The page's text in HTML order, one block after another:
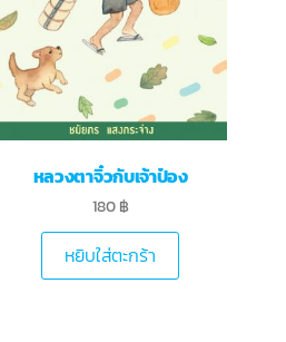
หลวงตาจิ๋วกับเจ้าป๋อง
180 ฿
หยิบใส่ตะกร้า